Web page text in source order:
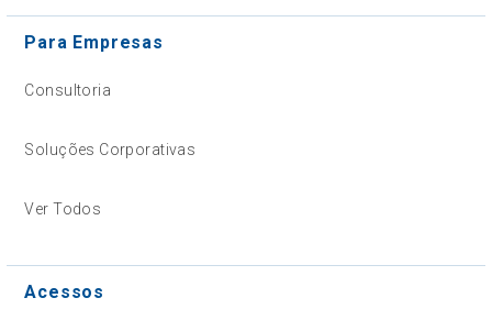
Para Empresas
Consultoria
Soluções Corporativas
Ver Todos
Acessos